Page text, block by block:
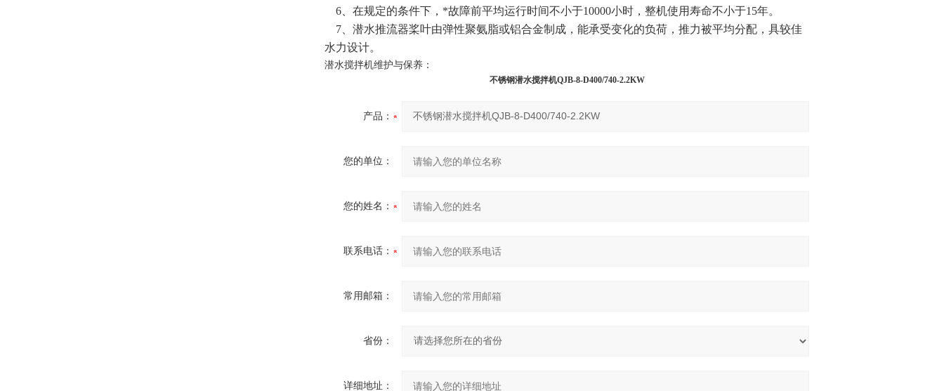
6、在规定的条件下，*故障前平均运行时间不小于10000小时，整机使用寿命不小于15年。
7、潜水推流器桨叶由弹性聚氨脂或铝合金制成，能承受变化的负荷，推力被平均分配，具较佳
水力设计。
潜水搅拌机维护与保养：
不锈钢潜水搅拌机QJB-8-D400/740-2.2KW
产品：
您的单位：
您的姓名：
联系电话：
常用邮箱：
省份：
详细地址：